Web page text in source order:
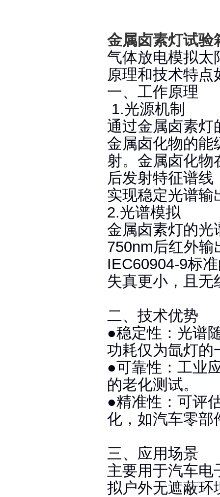
金属卤素灯试验
气体放电模拟太
原理和技术特点
一、工作原理
‌1.光源机制‌
通过金属卤素灯
金属卤化物的能
射‌。金属卤化物
后发射特征谱
实现稳定光谱输
2.光谱模拟‌
金属卤素灯的光
750nm后红外
IEC60904-9标
失真更小，且无
二、技术优势
●稳定性‌：光谱
功耗仅为氙灯的
‌‌●可靠性‌：工业
的老化测试‌。
●精准性‌：可评
化，如汽车零部
三、应用场景
主要用于汽车电
拟户外无遮蔽环